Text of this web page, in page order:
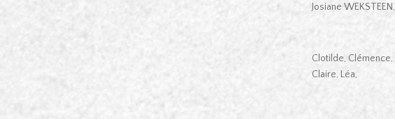
Josiane WEKSTEEN,
Clotilde, Clémence,
Claire, Léa,